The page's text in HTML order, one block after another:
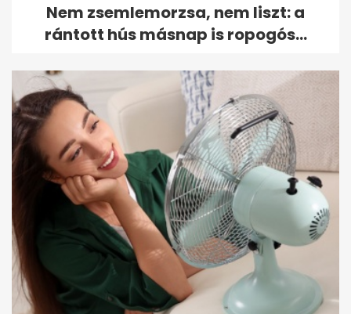
Nem zsemlemorzsa, nem liszt: a
rántott hús másnap is ropogós...